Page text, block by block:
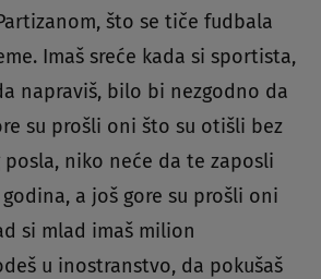
što se tiče fudbala
Imaš sreće kada si sportista,
napraviš, bilo bi nezgodno da
su prošli oni što su otišli bez
posla, niko neće da te zaposli
a još gore su prošli oni
si mlad imaš milion
u inostranstvo, da pokušaš